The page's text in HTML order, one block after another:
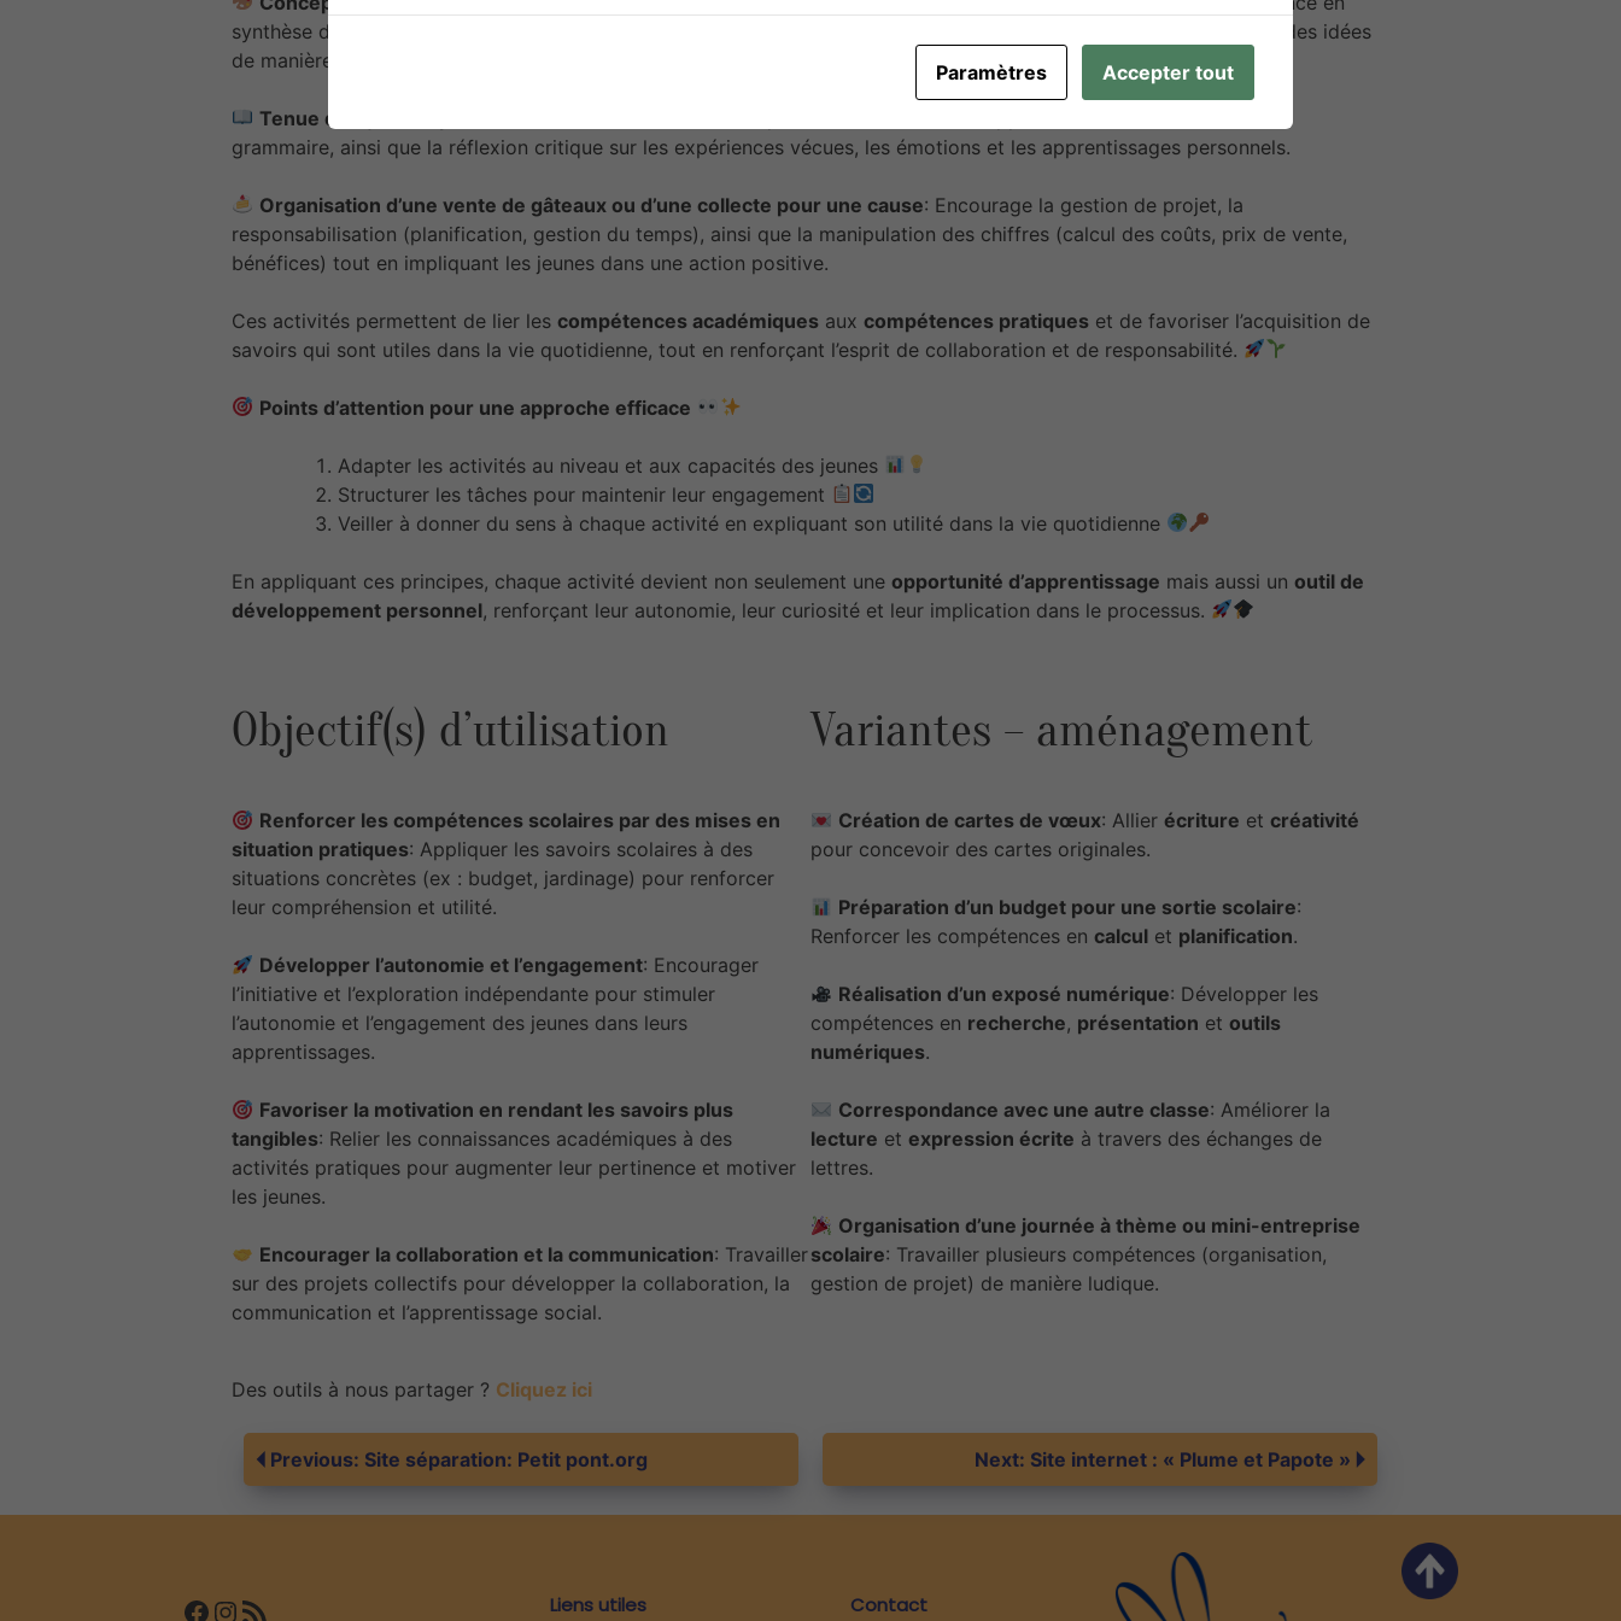
synthèse d’informations et en présentation visuelle, tout en travaillant de manière collaborative pour communiquer des idées
de manière claire et attrayante.
Tenue d’un journal personnel ou collectif
: Favorise l’expression écrite, le développement du vocabulaire et de la
grammaire, ainsi que la réflexion critique sur les expériences vécues, les émotions et les apprentissages personnels.
Organisation d’une vente de gâteaux ou d’une collecte pour une cause: Encourage la gestion de projet, la
responsabilisation (planification, gestion du temps), ainsi que la manipulation des chiffres (calcul des coûts, prix de vente,
bénéfices) tout en impliquant les jeunes dans une action positive.
Ces activités permettent de lier les compétences académiques aux compétences pratiques et de favoriser l’acquisition de
savoirs qui sont utiles dans la vie quotidienne, tout en renforçant l’esprit de collaboration et de responsabilité.
Points d’attention pour une approche efficace
Adapter les activités au niveau et aux capacités des jeunes
Structurer les tâches pour maintenir leur engagement
Veiller à donner du sens à chaque activité en expliquant son utilité dans la vie quotidienne
En appliquant ces principes, chaque activité devient non seulement une opportunité d’apprentissage mais aussi un outil de
développement personnel, renforçant leur autonomie, leur curiosité et leur implication dans le processus.
Objectif(s) d’utilisation
Renforcer les compétences scolaires par des mises en
situation pratiques: Appliquer les savoirs scolaires à des
situations concrètes (ex : budget, jardinage) pour renforcer
leur compréhension et utilité.
Développer l’autonomie et l’engagement: Encourager
l’initiative et l’exploration indépendante pour stimuler
l’autonomie et l’engagement des jeunes dans leurs
apprentissages.
Favoriser la motivation en rendant les savoirs plus
tangibles: Relier les connaissances académiques à des
activités pratiques pour augmenter leur pertinence et motiver
les jeunes.
Encourager la collaboration et la communication: Travailler
sur des projets collectifs pour développer la collaboration, la
communication et l’apprentissage social.
Variantes – aménagement
Création de cartes de vœux: Allierécriture etcréativité
pour concevoir des cartes originales.
Préparation d’un budget pour une sortie scolaire:
Renforcer les compétences en calcul et planification.
Réalisation d’un exposé numérique: Développer les
compétences en recherche, présentation et outils
numériques.
Correspondance avec une autre classe: Améliorer la
lecture et expression écrite à travers des échanges de
lettres.
Organisation d’une journée à thème ou mini-entreprise
scolaire: Travailler plusieurs compétences (organisation,
gestion de projet) de manière ludique.
Des outils à nous partager ? Cliquez ici
Navigation
Previous: Site séparation: Petit pont.org Next: Site internet : « Plume et Papote »
Facebook InstagramFlux RSS Liens utiles Contact
Paramètres Accepter tout